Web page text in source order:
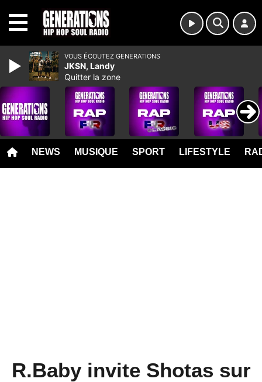
NEWS MUSIQUE SPORT LIFESTYLE
R.Baby invite Shotas sur
VOUS ÉCOUTEZ GENERATIONS
JKSN, Landy
Quitter la zone